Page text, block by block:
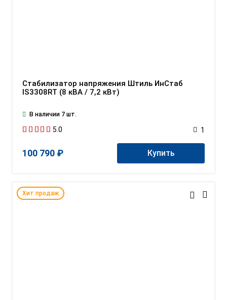
Стабилизатор напряжения Штиль ИнСтаб
IS3308RT (8 кВА / 7,2 кВт)
В наличии 7 шт.
5.0 1
100 790 ₽ Купить
Хит продаж